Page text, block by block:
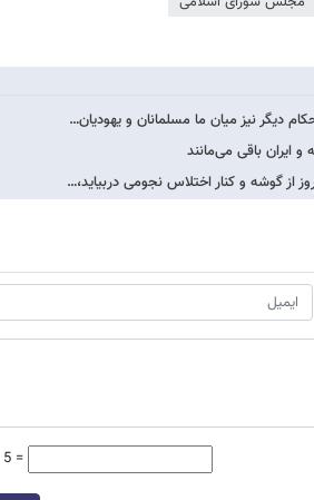
دیگر نیز میان ما مسلمانان و یهودیان…
ایران باقی می‌مانند
از گوشه و کنار اختلاس نجومی دربیاید،…
=